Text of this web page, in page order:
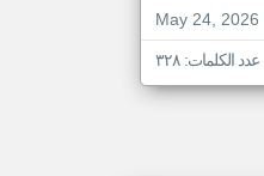
May 24, 2026
عدد الكلمات: ٣٢٨